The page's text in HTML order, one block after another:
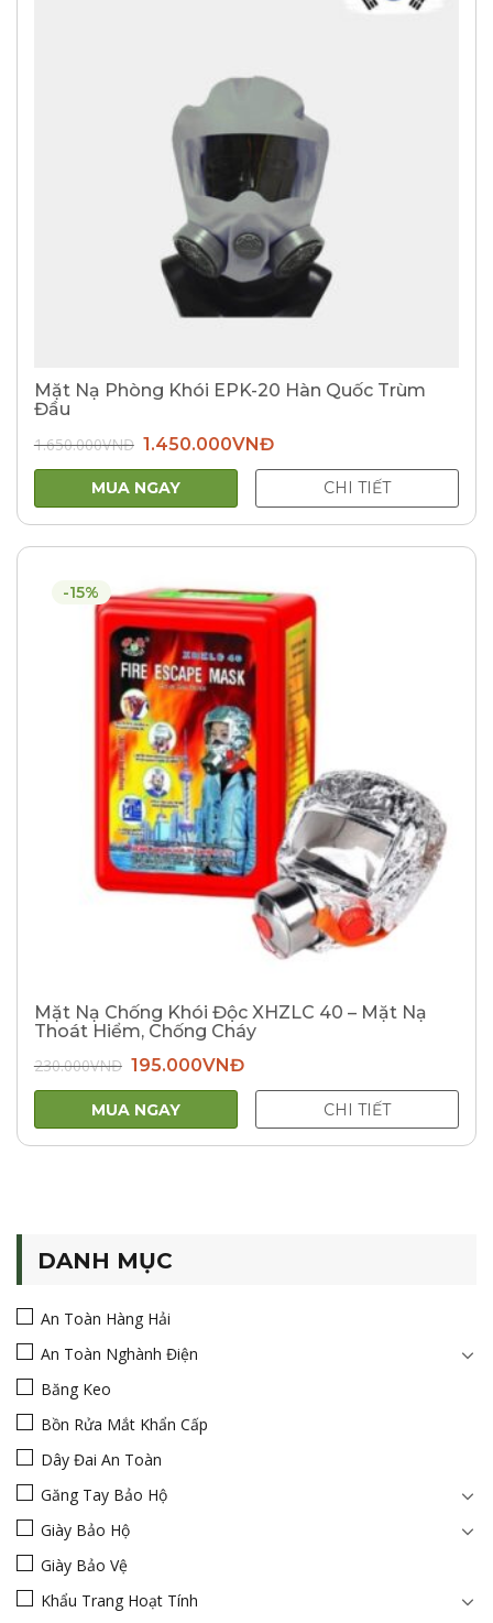
Mặt Nạ Phòng Khói EPK-20 Hàn Quốc Trùm
Đầu
1.650.000VNĐ Giá
gốc
là:
1.650.000VNĐ.
1.450.000VNĐGiá
hiện
tại
1.450.000VNĐ.
MUA NGAY CHI TIẾT
-15%
Mặt Nạ Chống Khói Độc XHZLC 40 – Mặt Nạ
Thoát Hiểm, Chống Cháy
230.000VNĐ Giá
gốc
là:
230.000VNĐ.
195.000VNĐGiá
tại
195.000VNĐ.
MUA NGAY CHI TIẾT
DANH MỤC
An Toàn Hàng Hải
An Toàn Nghành Điện
Băng Keo
Bồn Rửa Mắt Khẩn Cấp
Dây Đai An Toàn
Găng Tay Bảo Hộ
Giày Bảo Hộ
Giày Bảo Vệ
Khẩu Trang Hoạt Tính